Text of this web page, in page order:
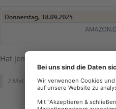
Hat jemand eine Erklärung dafür?
2 Mal editiert, zuletzt von HerbertHH(